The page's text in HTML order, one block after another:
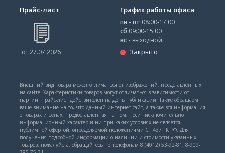
Прайс-лист
от 27.07.2026
График работы офиса
пн - пт 08:00-17:00
сб 09:00-15:00
вс - выходной
Закрыто
Внешний вид товара может отличаться от изображений, представленных
на сайте. Характеристики товаров могут отличаться в зависимости от
партии. Прайс-лист действителен на день публикации. Также обращаем
ваше внимание на то, что данный интернет-сайт, а также вся информация
о товарах и ценах, предоставленная на нём, носит исключительно
информационный характер и ни при каких условиях не является
публичной офертой, определяемой положениями Ст.437 ГК РФ. Для
получения подробной информации о наличии и стоимости указанных
товаров, пожалуйста, обращайтесь по телефонам 8 (4012) 53-92-81, 8-909-